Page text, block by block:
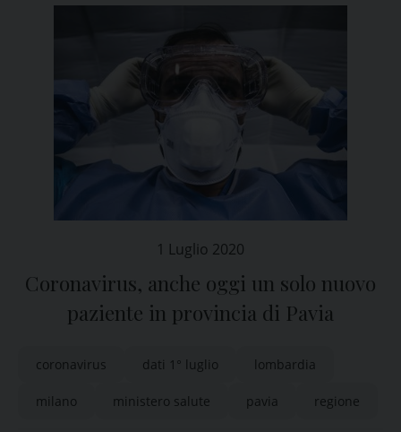
1 Luglio 2020
Coronavirus, anche oggi un solo nuovo
paziente in provincia di Pavia
coronavirus dati 1° luglio lombardia
milano ministero salute pavia regione